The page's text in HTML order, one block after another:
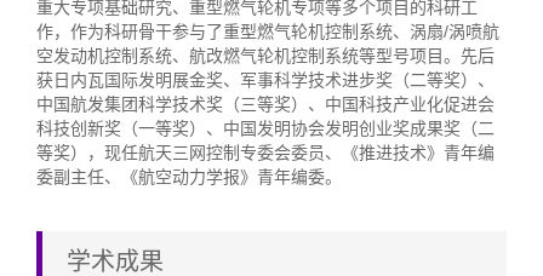
重大专项基础研究、重型燃气轮机专项等多个项目的科研工
作，作为科研骨干参与了重型燃气轮机控制系统、涡扇/涡喷航
空发动机控制系统、航改燃气轮机控制系统等型号项目。先后
获日内瓦国际发明展金奖、军事科学技术进步奖（二等奖）、
中国航发集团科学技术奖（三等奖）、中国科技产业化促进会
科技创新奖（一等奖）、中国发明协会发明创业奖成果奖（二
等奖），现任航天三网控制专委会委员、《推进技术》青年编
委副主任、《航空动力学报》青年编委。
学术成果